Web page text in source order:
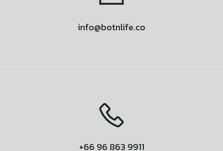
info@botnlife.co
+66 96 863 9911